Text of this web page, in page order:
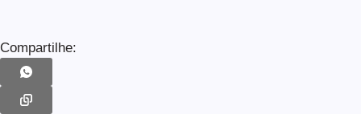
Compartilhe: